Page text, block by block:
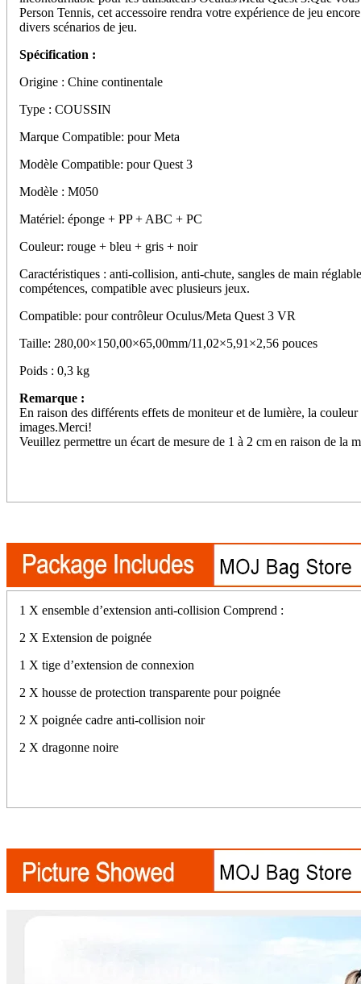
Person Tennis, cet accessoire rendra votre expérience de jeu
divers scénarios de jeu.
Spécification :
Origine : Chine continentale
Type : COUSSIN
Marque Compatible: pour Meta
Modèle Compatible: pour Quest 3
Modèle : M050
Matériel: éponge + PP + ABC + PC
Couleur: rouge + bleu + gris + noir
Caractéristiques : anti-collision, anti-chute, sangles de main
compétences, compatible avec plusieurs jeux.
Compatible: pour contrôleur Oculus/Meta Quest 3 VR
Taille: 280,00×150,00×65,00mm/11,02×5,91×2,56 pouces
Poids : 0,3 kg
Remarque :
En raison des différents effets de moniteur et de lumière, la
images.Merci!
Veuillez permettre un écart de mesure de 1 à 2 cm en raison de la
1 X ensemble d’extension anti-collision Comprend :
2 X Extension de poignée
1 X tige d’extension de connexion
2 X housse de protection transparente pour poignée
2 X poignée cadre anti-collision noir
2 X dragonne noire